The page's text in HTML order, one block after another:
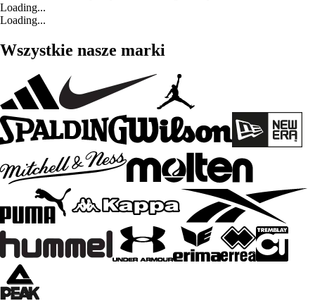
Loading...
Loading...
Wszystkie nasze marki